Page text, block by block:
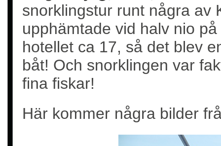
snorklingstur runt några av
upphämtade vid halv nio
hotellet ca 17, så det blev
båt! Och snorklingen var
fina fiskar!
Här kommer några bilder